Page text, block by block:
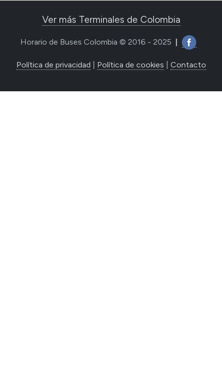
Ver más Terminales de Colombia
Horario de Buses Colombia © 2016 - 2025
Política de privacidad Política de cookies Contacto